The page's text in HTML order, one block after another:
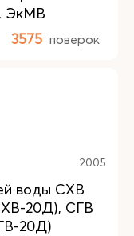
ЭкМВ
3575 поверок
2005
воды СХВ
20Д), СГВ
20Д)